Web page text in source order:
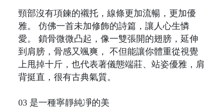
頸部沒有項鍊的襯托，線條更加流暢，更加優
雅。 仿佛一首未加修飾的詩篇，讓人心生憐
愛。 鎖骨微微凸起，像一雙張開的翅膀，延伸
到肩膀，骨感又颯爽， 不但能讓你體重從視覺
上甩掉十斤，也代表著儀態端莊、站姿優雅，肩
背挺直，很有古典氣質。
03 是一種寧靜純凈的美